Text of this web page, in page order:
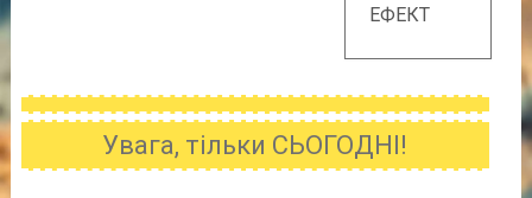
ЕФЕКТ
Увага, тільки СЬОГОДНІ!